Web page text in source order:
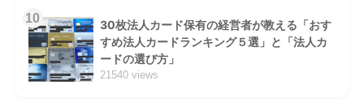
10
30枚法人カード保有の経営者が教える「おす
すめ法人カードランキング５選」と「法人カ
ードの選び方」
21540 views